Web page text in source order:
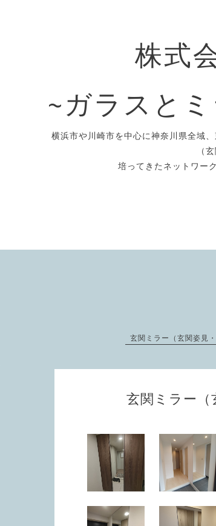
株式
~ガラスと
横浜市や川崎市を中心に神奈川県全域
（
培ってきたネットワー
玄関ミラー（玄関姿見
玄関ミラー（